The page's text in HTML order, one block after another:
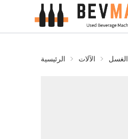
الرئيسية الآلات الغسل